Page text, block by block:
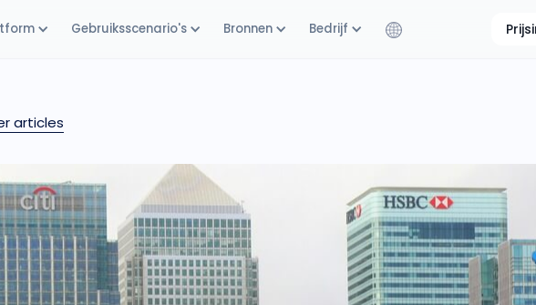
Gebruiksscenario's Bronnen Bedrijf
articles